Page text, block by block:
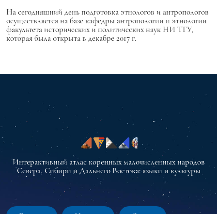
На сегодняшний день подготовка этнологов и антропологов
осуществляется на базе кафедры антропологии и этнологии
факультета исторических и политических наук НИ ТГУ,
которая была открыта в декабре 2017 г.
Интерактивный атлас коренных малочисленных народов
Севера, Сибири и Дальнего Востока: языки и культуры